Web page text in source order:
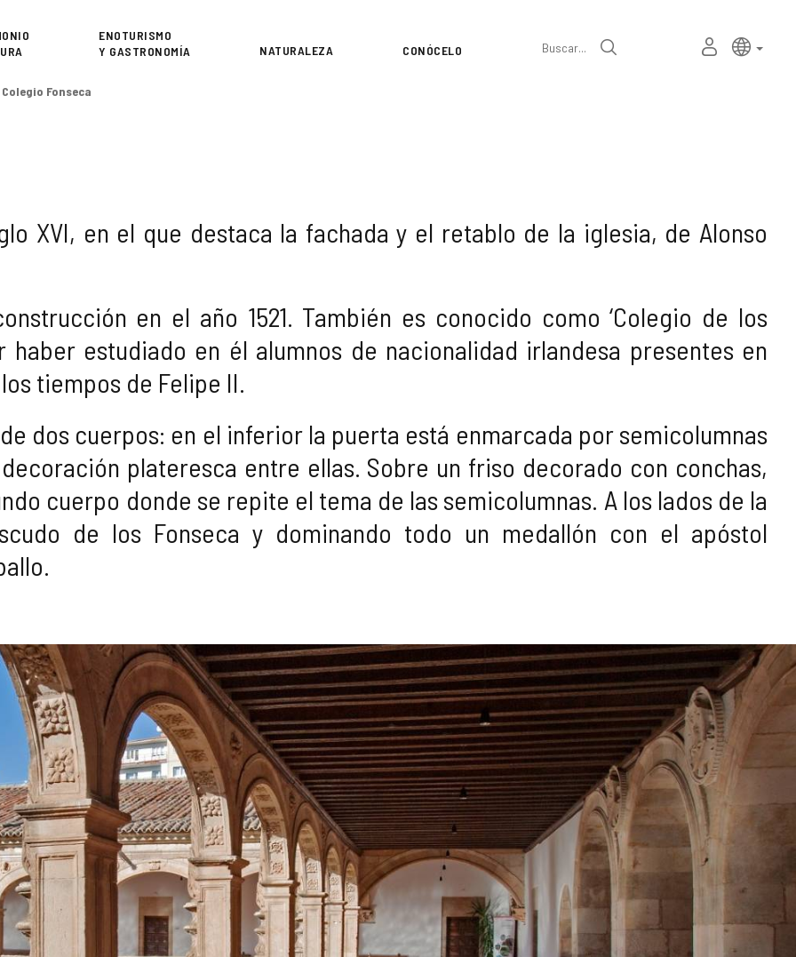
ENOTURISMO
Y GASTRONOMÍA
NATURALEZA CONÓCELO Buscar
ESPACIO
Selector
de
Idioma
Colegio Fonseca
XVI, en el que destaca la fachada y el retablo de la iglesia, de Alonso
en el año 1521. También es conocido como ‘Colegio de los
haber estudiado en él alumnos de nacionalidad irlandesa presentes en
tiempos de Felipe II.
dos cuerpos: en el inferior la puerta está enmarcada por semicolumnas
plateresca entre ellas. Sobre un friso decorado con conchas,
cuerpo donde se repite el tema de las semicolumnas. A los lados de la
de los Fonseca y dominando todo un medallón con el apóstol